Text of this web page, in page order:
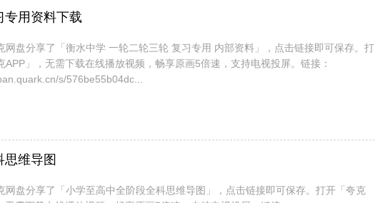
专用资料下载
网盘分享了「衡水中学 一轮二轮三轮 复习专用 内部资料」，点击链接即可保存。打
APP」，无需下载在线播放视频，畅享原画5倍速，支持电视投屏。链接：
s/576be55b04dc...
维导图
网盘分享了「小学至高中全阶段全科思维导图」，点击链接即可保存。打开「夸克